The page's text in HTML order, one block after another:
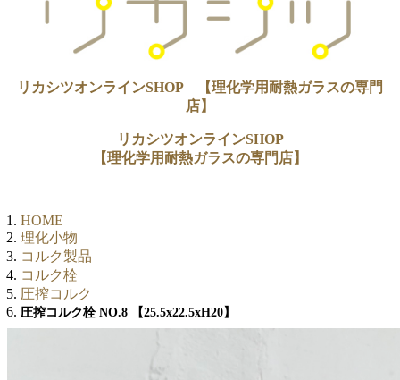
リカシツオンラインSHOP 【理化学用耐熱ガラスの専門
店】
リカシツオンラインSHOP
【理化学用耐熱ガラスの専門店】
HOME
理化小物
コルク製品
コルク栓
圧搾コルク
圧搾コルク栓 NO.8 【25.5x22.5xH20】